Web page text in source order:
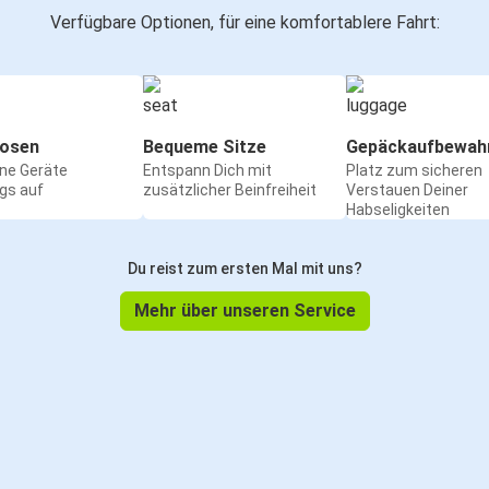
Verfügbare Optionen, für eine komfortablere Fahrt:
Geräte
auf
Bequeme Sitze
Entspann Dich mit
zusätzlicher Beinfreiheit
Platz zum sicheren
Verstauen Deiner
Habseligkeiten
Du reist zum ersten Mal mit uns?
Mehr über unseren Service